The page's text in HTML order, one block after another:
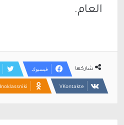
العام.
شاركها فيسبوك